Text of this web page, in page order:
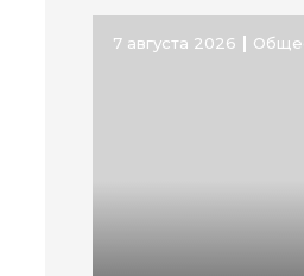
7 августа 2026